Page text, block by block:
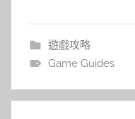
遊戲攻略
Game Guides